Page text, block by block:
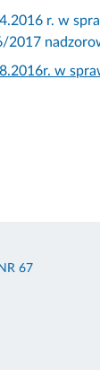
r. w
w
67